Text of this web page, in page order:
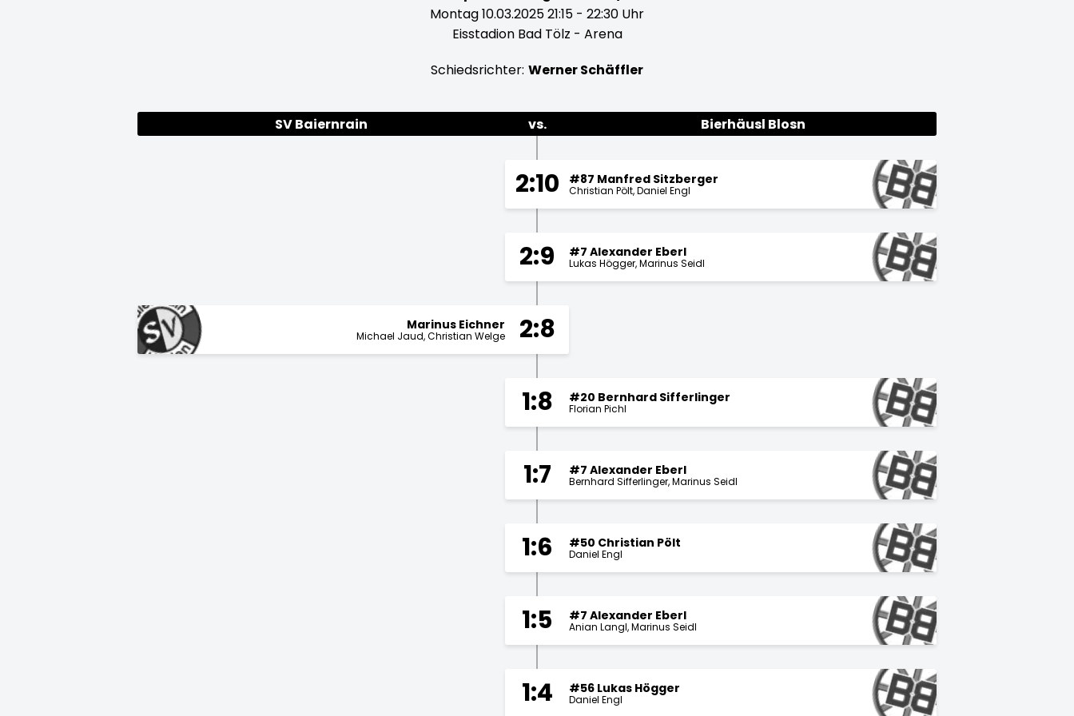
Montag 10.03.2025 21:15 - 22:30 Uhr
Eisstadion Bad Tölz - Arena
Schiedsrichter: Werner Schäffler
SV Baiernrain vs. Bierhäusl Blosn
2:10 #87 Manfred Sitzberger
Christian Pölt Daniel Engl
2:9 #7 Alexander Eberl
Lukas Högger Marinus Seidl
2:8
Marinus Eichner
Michael Jaud Christian Welge
1:8 #20 Bernhard Sifferlinger
Florian Pichl
1:7 #7 Alexander Eberl
Bernhard Sifferlinger Marinus Seidl
1:6 #50 Christian Pölt
Daniel Engl
1:5 #7 Alexander Eberl
Anian Langl Marinus Seidl
1:4 #56 Lukas Högger
Daniel Engl